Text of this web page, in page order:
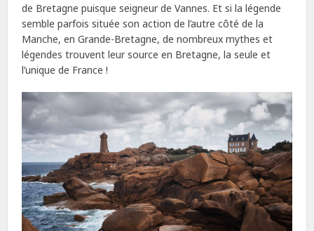
de Bretagne puisque seigneur de Vannes. Et si la légende
semble parfois située son action de l’autre côté de la
Manche, en Grande-Bretagne, de nombreux mythes et
légendes trouvent leur source en Bretagne, la seule et
l’unique de France !